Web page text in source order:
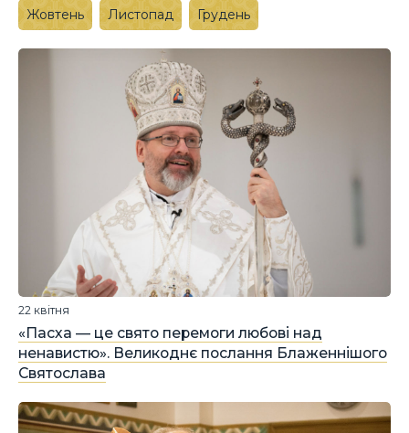
Жовтень Листопад Грудень
«Пасха — це свято перемоги любові над
ненавистю». Великоднє послання Блаженнішого
Святослава
22 квітня